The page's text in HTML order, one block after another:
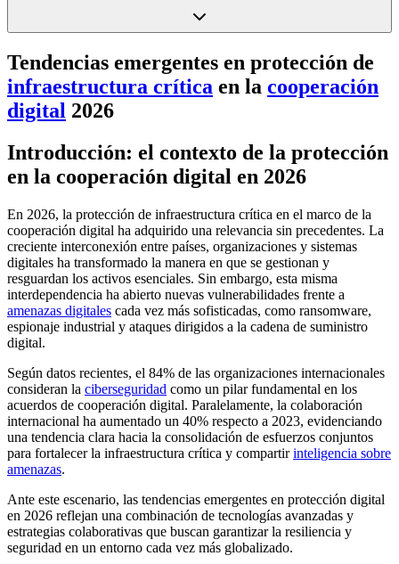
Tendencias emergentes en protección de
infraestructura crítica en la cooperación
digital 2026
Introducción: el contexto de la protección
en la cooperación digital en 2026
En 2026, la protección de infraestructura crítica en el marco de la
cooperación digital ha adquirido una relevancia sin precedentes. La
creciente interconexión entre países, organizaciones y sistemas
digitales ha transformado la manera en que se gestionan y
resguardan los activos esenciales. Sin embargo, esta misma
interdependencia ha abierto nuevas vulnerabilidades frente a
amenazas digitales cada vez más sofisticadas, como ransomware,
espionaje industrial y ataques dirigidos a la cadena de suministro
digital.
Según datos recientes, el 84% de las organizaciones internacionales
consideran la ciberseguridad como un pilar fundamental en los
acuerdos de cooperación digital. Paralelamente, la colaboración
internacional ha aumentado un 40% respecto a 2023, evidenciando
una tendencia clara hacia la consolidación de esfuerzos conjuntos
para fortalecer la infraestructura crítica y compartirinteligencia sobre
amenazas.
Ante este escenario, las tendencias emergentes en protección digital
en 2026 reflejan una combinación de tecnologías avanzadas y
estrategias colaborativas que buscan garantizar la resiliencia y
seguridad en un entorno cada vez más globalizado.